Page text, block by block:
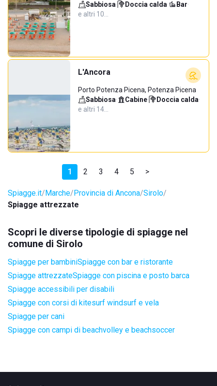
Sabbiosa· Doccia calda· Bar·
e altri 10…
L'Ancora
Porto Potenza Picena, Potenza Picena
Sabbiosa· Cabine· Doccia calda·
e altri 14…
1 2 3 4 5 >
Spiagge.it Marche Provincia di Ancona Sirolo
Spiagge attrezzate
Scopri le diverse tipologie di spiagge nel
comune di Sirolo
Spiagge per bambiniSpiagge con bar e ristorante
Spiagge attrezzateSpiagge con piscina e posto barca
Spiagge accessibili per disabili
Spiagge con corsi di kitesurf windsurf e vela
Spiagge per cani
Spiagge con campi di beachvolley e beachsoccer